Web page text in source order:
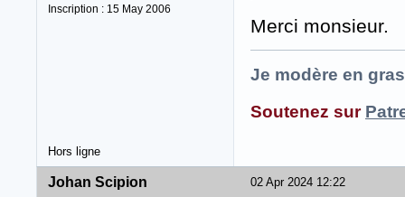
Inscription : 15 May 2006
Merci monsieur.
Je modère en
Soutenez sur
Hors ligne
02 Apr 2024 12:22
Johan Scipion